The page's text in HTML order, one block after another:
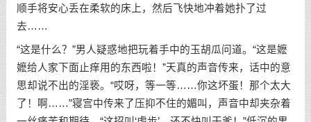
顺手将安心丢在柔软的床上，然后飞快地冲着她扑了过
去……
“这是什么？”男人疑惑地把玩着手中的玉胡瓜问道。“这是嬷
嬷给人家下面止痒用的东西啦！”天真的声音传来，话中的意
思却说不出的淫亵。“哎呀，等一等……你这坏蛋！那个太大
了！啊……”寝宫中传来了压抑不住的媚叫，声音中却夹杂着